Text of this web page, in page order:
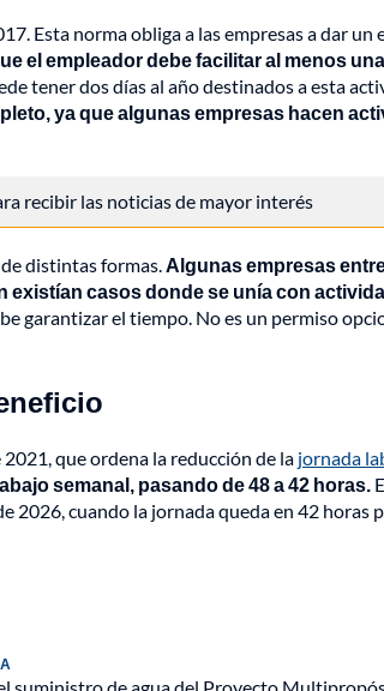
Esta norma obliga a las empresas a dar
el empleador debe facilitar al menos
tener dos días al año destinados a esta
ya que algunas empresas hacen
recibir las noticias de mayor interés
distintas formas.Algunas empresas
casos donde se unía con
garantizar el tiempo. No es un permiso
que ordena la reducción de la jornada
semanal, pasando de 48 a 42 horas.
2026, cuando la jornada queda en 42 horas